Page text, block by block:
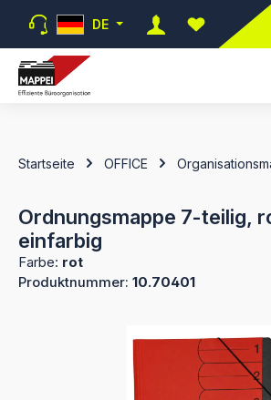
Zum Hauptinhalt springen
DE
Du hast 0
Startseite OFFICE
Ordnungsmappe 7-teilig,
einfarbig
Farbe: rot
Produktnummer: 10.70401
Bildergalerie überspringen